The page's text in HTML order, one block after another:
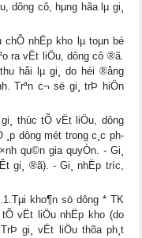
dông cô, hµng hãa lµ gi¸
chÕ nhËp kho lµ toµn bé
ra vËt liÖu, dông cô ®ã.
håi lµ gi¸ do héi ®ång
Trªn c¬ së gi¸ trÞ hiÖn
thùc tÕ vËt liÖu, dông
¸p dông mét trong c¸c ph­
qu©n gia quyÒn. - Gi¸
gi¸ ®ã). - Gi¸ nhËp tr­íc,
kho¶n sö dông * TK
vËt liÖu nhËp kho (do
gi¸ vËt liÖu thõa ph¸t